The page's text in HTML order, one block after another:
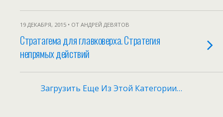
19 ДЕКАБРЯ, 2015 • ОТ АНДРЕЙ ДЕВЯТОВ
Стратагема для главковерха. Стратегия
непрямых действий
Загрузить Еще Из Этой Категории…